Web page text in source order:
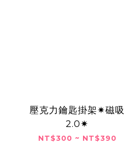
壓克力鑰匙掛架✷磁吸
2.0✷
NT$300 ~ NT$390